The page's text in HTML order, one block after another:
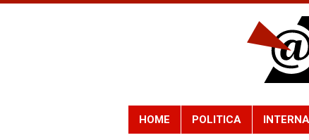
HOME POLITICA